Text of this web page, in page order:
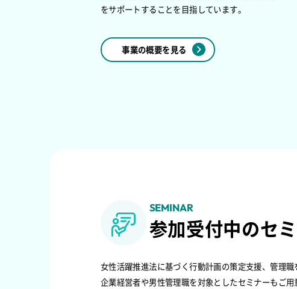
をサポートすることを目指しています。
事業の概要を見る
SEMINAR
参加受付中のセ
女性活躍推進法に基づく行動計画の策定支援、管理
企業経営者や男性管理職を対象としたセミナーもご用